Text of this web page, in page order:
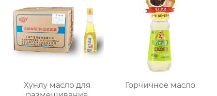
Хунлу масло для
Горчичное масло